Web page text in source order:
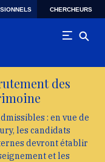
CHERCHEURS
des
: en vue de
les candidats
devront établir
et les